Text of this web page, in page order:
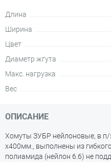
Длина
Ширина
Цвет
Диаметр жгута
Макс. нагрузка
Вес
ОПИСАНИЕ
Хомуты ЗУБР нейлоновые, в п/
х400мм., выполнены из
полиамида (нейлон 6.6) не